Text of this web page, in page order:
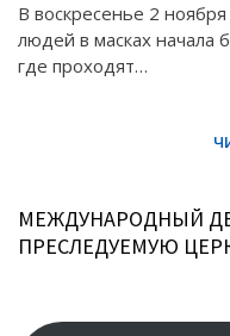
В воскресенье 2
людей в масках начала
где проходят…
МЕЖДУНАРОДНЫЙ
ПРЕСЛЕДУЕМУЮ